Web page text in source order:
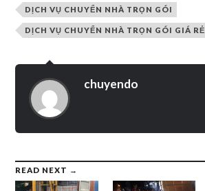
DỊCH VỤ CHUYỂN NHÀ TRỌN GÓI
DỊCH VỤ CHUYỂN NHÀ TRỌN GÓI GIÁ RẺ
chuyendo
READ NEXT →